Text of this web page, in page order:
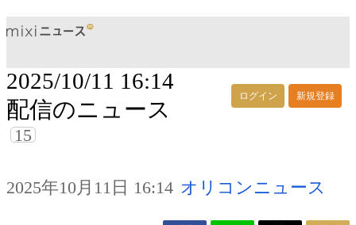
ログイン 新規登録
2025/10/11 16:14
配信のニュース
15
2025年10月11日 16:14 オリコンニュース